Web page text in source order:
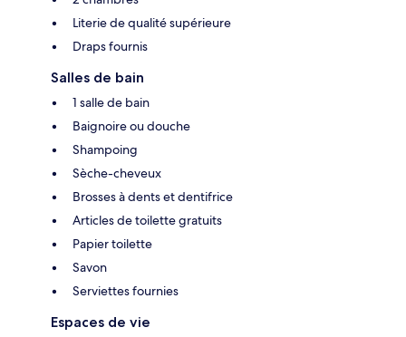
Literie de qualité supérieure
Draps fournis
Salles de bain
1 salle de bain
Baignoire ou douche
Shampoing
Sèche-cheveux
Brosses à dents et dentifrice
Articles de toilette gratuits
Papier toilette
Savon
Serviettes fournies
Espaces de vie